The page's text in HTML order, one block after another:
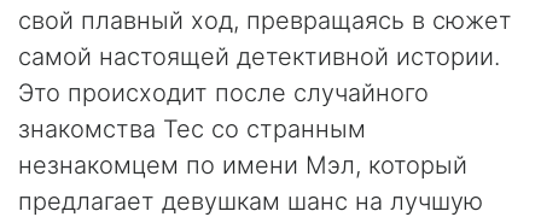
свой плавный ход, превращаясь в сюжет
самой настоящей детективной истории.
Это происходит после случайного
знакомства Тес со странным
незнакомцем по имени Мэл, который
предлагает девушкам шанс на лучшую